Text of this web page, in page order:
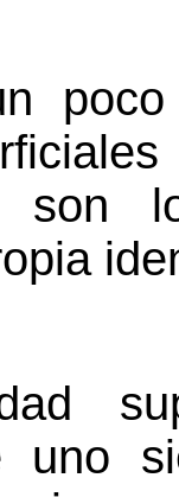
son
uno